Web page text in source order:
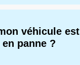
véhicule est
panne ?